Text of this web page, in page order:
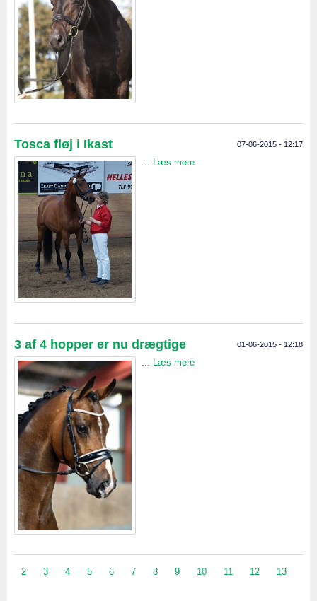
Tosca fløj i Ikast 07-06-2015 - 12:17
... Læs mere
3 af 4 hopper er nu drægtige 01-06-2015 - 12:18
Læs mere
2 3 4 5 6 7 8 9 10 11 12 13